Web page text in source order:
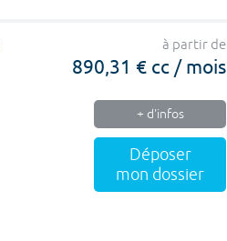
à partir de
890,31 € cc / mois
+ d'infos
Déposer
mon dossier